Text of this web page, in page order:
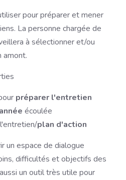
pour préparer et mener
La personne chargée de
à sélectionner et/ou
amont.
préparer l'entretien
écoulée
plan d'action
un espace de dialogue
difficultés et objectifs des
un outil très utile pour